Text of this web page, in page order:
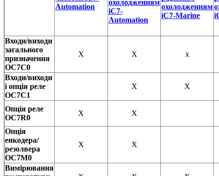
Automation
охолодженням
iC7-
Automation
охолодженням
iC7-Marine
Входи/виходи
загального
призначення
OC7C0
X X x
Входи/виходи
і опція реле
OC7C1
X X
Опція реле
OC7R0
X X
Опція
енкодера/
резолвера
OC7M0
X X
Вимірювання